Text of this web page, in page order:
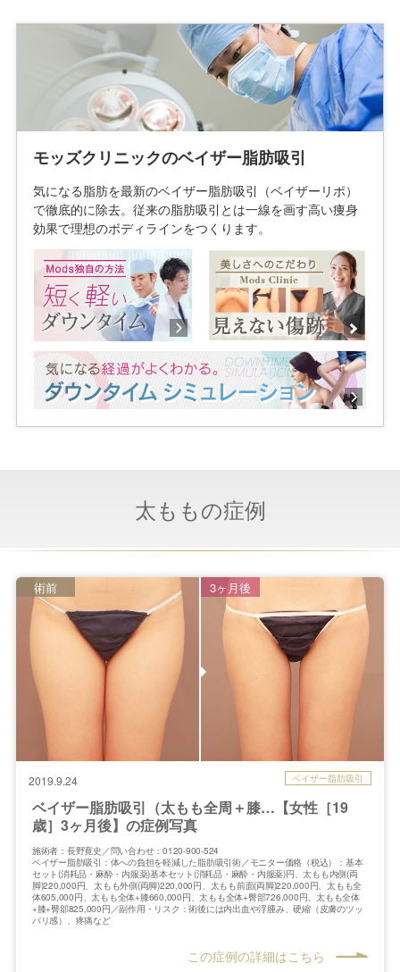
モッズクリニックのベイザー脂肪吸引
気になる脂肪を最新のベイザー脂肪吸引（ベイザーリポ）
で徹底的に除去。従来の脂肪吸引とは一線を画す高い痩身
効果で理想のボディラインをつくります。
太ももの症例
2019.9.24 ベイザー脂肪吸引
ベイザー脂肪吸引（太もも全周＋膝…【女性［19
歳］3ヶ月後】の症例写真
術前 3ヶ月後
施術者：長野寛史／問い合わせ：0120-900-524
ベイザー脂肪吸引：体への負担を軽減した脂肪吸引術／モニター価格（税込）：基本
セット(消耗品・麻酔・内服薬)基本セット(消耗品・麻酔・内服薬)円、太もも内側(両
脚)220,000円、太もも外側(両脚)220,000円、太もも前面(両脚)220,000円、太もも全
体605,000円、太もも全体+膝660,000円、太もも全体+臀部726,000円、太もも全体
+膝+臀部825,000円／副作用・リスク：術後には内出血や浮腫み、硬縮（皮膚のツッ
パリ感）、疼痛など
この症例の詳細はこちら